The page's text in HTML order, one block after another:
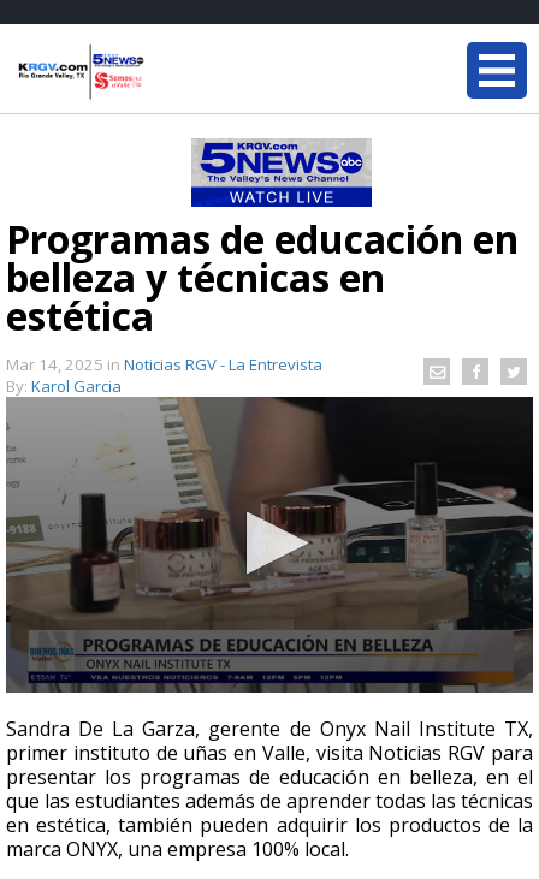
Programas de educación en
belleza y técnicas en
estética
Mar 14, 2025 in Noticias RGV - La Entrevista
By: Karol Garcia
seconds
of
2
minutes,
45
seconds
Sandra De La Garza, gerente de Onyx Nail Institute TX,
primer instituto de uñas en Valle, visita Noticias RGV para
presentar los programas de educación en belleza, en el
que las estudiantes además de aprender todas las técnicas
en estética, también pueden adquirir los productos de la
marca ONYX, una empresa 100% local.